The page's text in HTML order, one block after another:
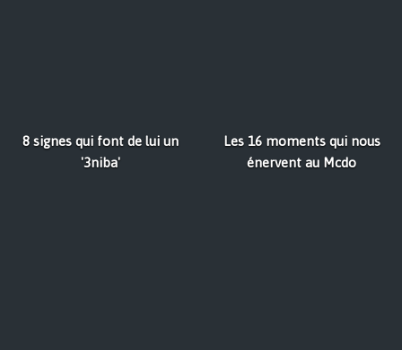
8 signes qui font de lui un
'3niba'
Les 16 moments qui nous
énervent au Mcdo